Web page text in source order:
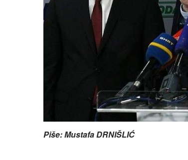
Piše: Mustafa DRNIŠLIĆ